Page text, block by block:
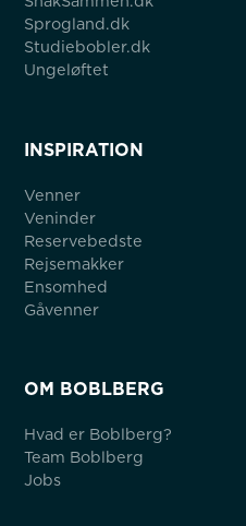
Sprogland.dk
Studiebobler.dk
Ungeløftet
INSPIRATION
Venner
Veninder
Reservebedste
Rejsemakker
Ensomhed
Gåvenner
OM BOBLBERG
Hvad er Boblberg?
Team Boblberg
Jobs